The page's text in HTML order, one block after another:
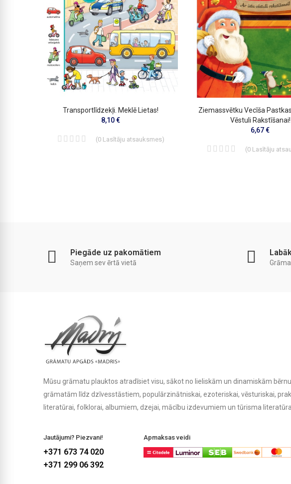
Transportlīdzekļi. Meklē Lietas!
8,10 €
(0Lasītāju atsauksmes)
Ziemassvētku Vecīša
Vēstuli Rakstīšanai!
6,67 €
(0Lasītāju
Piegāde uz pakomātiem
Saņem sev ērtā vietā
Mūsu grāmatu plauktos atradīsiet visu, sākot no lieliskām un dinamiskām bērnu
grāmatām līdz dzīvesstāstiem, populārzinātniskai, ezoteriskai, vēsturiskai,
literatūrai, folklorai, albumiem, dzejai, mācību izdevumiem un tūrisma
Jautājumi? Piezvani!
+371 673 74 020
+371 299 06 392
Apmaksas veidi